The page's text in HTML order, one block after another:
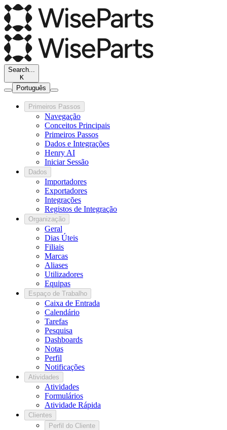
Search...
K
Português
Primeiros Passos
Navegação
Conceitos Principais
Primeiros Passos
Dados e Integrações
Henry AI
Iniciar Sessão
Dados
Importadores
Exportadores
Integrações
Registos de Integração
Organização
Geral
Dias Úteis
Filiais
Marcas
Aliases
Utilizadores
Equipas
Espaço de Trabalho
Caixa de Entrada
Calendário
Tarefas
Pesquisa
Dashboards
Notas
Perfil
Notificações
Atividades
Atividades
Formulários
Atividade Rápida
Clientes
Perfil do Cliente